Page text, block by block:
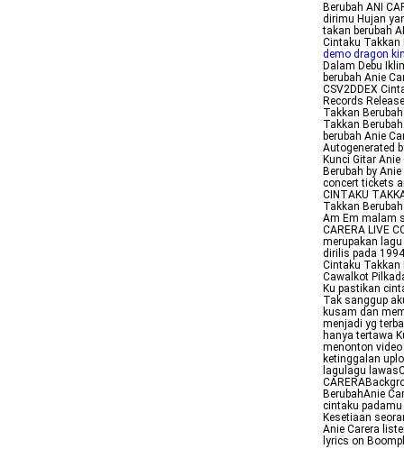
Berubah ANI
dirimu Hujan
takan berubah
Cintaku Takkan
demo dragon
Dalam Debu
berubah Anie
CSV2DDEX
Records
Takkan
Takkan
berubah Anie
Autogenerated
Kunci Gitar
Berubah by
concert tickets
CINTAKU
Takkan
Am Em malam
CARERA LIVE
merupakan
dirilis pada
Cintaku Takkan
Cawalkot
Ku pastikan
Tak sanggup
kusam dan
menjadi yg
hanya tertawa
menonton
ketinggalan
lagulagu
BerubahAnie
cintaku padamu
Kesetiaan
Anie Carera
lyrics on